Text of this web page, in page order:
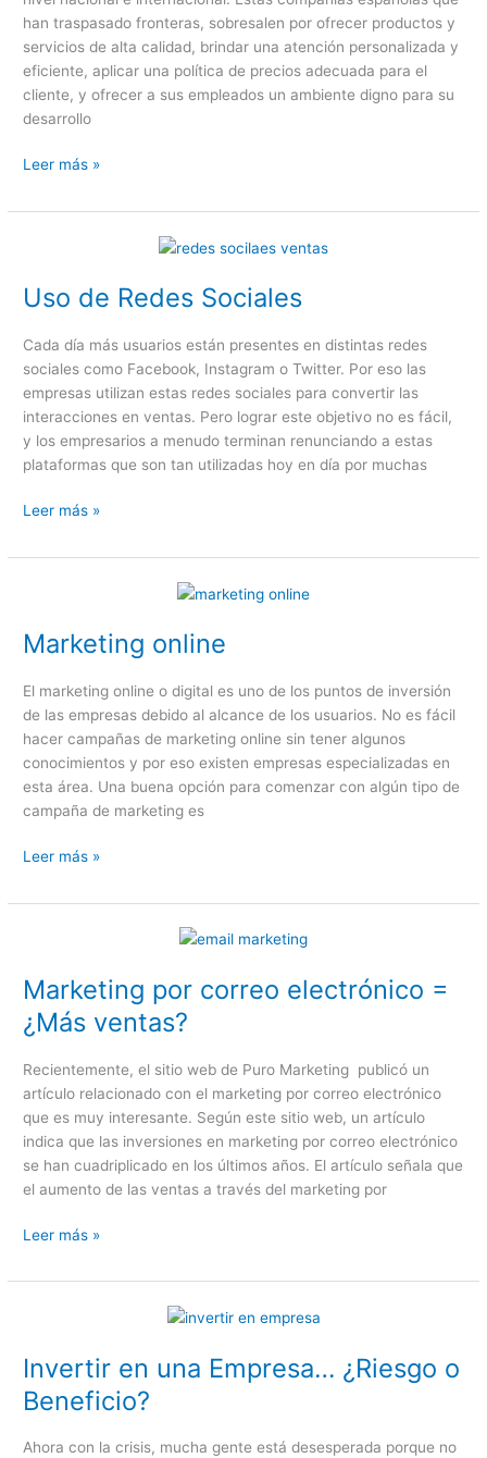
han traspasado fronteras, sobresalen por ofrecer productos y
servicios de alta calidad, brindar una atención personalizada y
eficiente, aplicar una política de precios adecuada para el
cliente, y ofrecer a sus empleados un ambiente digno para su
desarrollo
Leer más »
Uso de Redes Sociales
Cada día más usuarios están presentes en distintas redes
sociales como Facebook, Instagram o Twitter. Por eso las
empresas utilizan estas redes sociales para convertir las
interacciones en ventas. Pero lograr este objetivo no es fácil,
y los empresarios a menudo terminan renunciando a estas
plataformas que son tan utilizadas hoy en día por muchas
Redes
Leer más »
Marketing online
El marketing online o digital es uno de los puntos de inversión
de las empresas debido al alcance de los usuarios. No es fácil
hacer campañas de marketing online sin tener algunos
conocimientos y por eso existen empresas especializadas en
esta área. Una buena opción para comenzar con algún tipo de
campaña de marketing es
Leer más »
Marketing por correo electrónico =
¿Más ventas?
Recientemente, el sitio web de Puro Marketing publicó un
artículo relacionado con el marketing por correo electrónico
que es muy interesante. Según este sitio web, un artículo
indica que las inversiones en marketing por correo electrónico
se han cuadriplicado en los últimos años. El artículo señala que
el aumento de las ventas a través del marketing por
correo
electrónico
=
ventas?
Leer más »
Invertir en una Empresa… ¿Riesgo o
Beneficio?
Ahora con la crisis, mucha gente está desesperada porque no
una
Empresa…
¿Riesgo